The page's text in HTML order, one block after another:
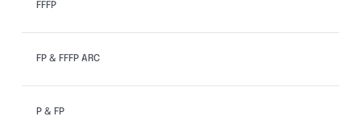
FFFP
FP & FFFP ARC
P & FP